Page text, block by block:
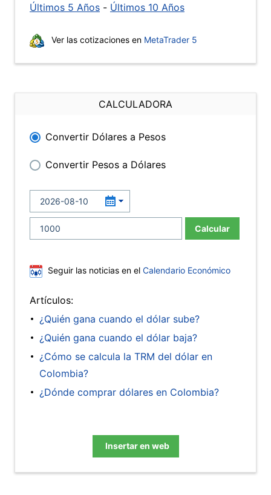
Últimos 5 Años - Últimos 10 Años
Ver las cotizaciones en MetaTrader 5
CALCULADORA
Convertir Dólares a Pesos
Convertir Pesos a Dólares
Calcular
Seguir las noticias en el Calendario Económico
Artículos:
¿Quién gana cuando el dólar sube?
¿Quién gana cuando el dólar baja?
¿Cómo se calcula la TRM del dólar en
Colombia?
¿Dónde comprar dólares en Colombia?
Insertar en web